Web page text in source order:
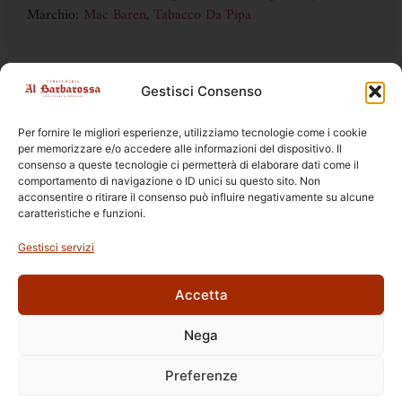
Gestisci Consenso
Per fornire le migliori esperienze, utilizziamo tecnologie come i cookie
per memorizzare e/o accedere alle informazioni del dispositivo. Il
consenso a queste tecnologie ci permetterà di elaborare dati come il
comportamento di navigazione o ID unici su questo sito. Non
acconsentire o ritirare il consenso può influire negativamente su alcune
caratteristiche e funzioni.
Gestisci servizi
Accetta
Nega
Preferenze
Marchio: Mac Baren, Tabacco Da Pipa
la vendita online è vietata ai sensi della legge 19 DL 6/2016
C.so E. Archinti, 1 - 26900 Lodi
P.Iva 09159210963